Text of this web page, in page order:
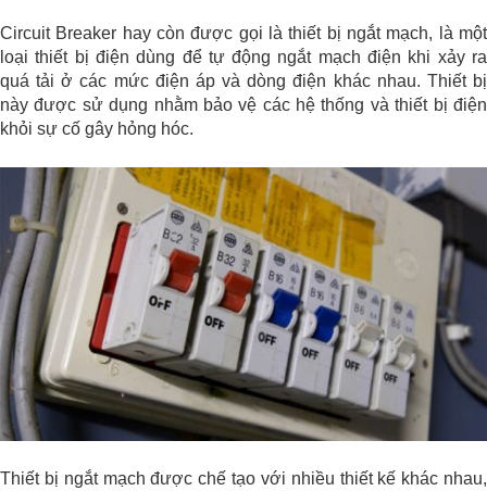
Circuit Breaker hay còn được gọi là thiết bị ngắt mạch, là một
loại thiết bị điện dùng để tự động ngắt mạch điện khi xảy ra
quá tải ở các mức điện áp và dòng điện khác nhau. Thiết bị
này được sử dụng nhằm bảo vệ các hệ thống và thiết bị điện
khỏi sự cố gây hỏng hóc.
Thiết bị ngắt mạch được chế tạo với nhiều thiết kế khác nhau,